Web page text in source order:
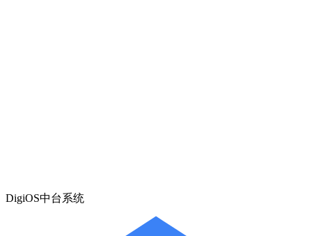
DigiOS中台系统